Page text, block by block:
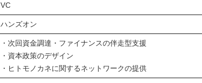
VC
ハンズオン
・次回資金調達・ファイナンスの伴走型支援
・資本政策のデザイン
・ヒトモノカネに関するネットワークの提供